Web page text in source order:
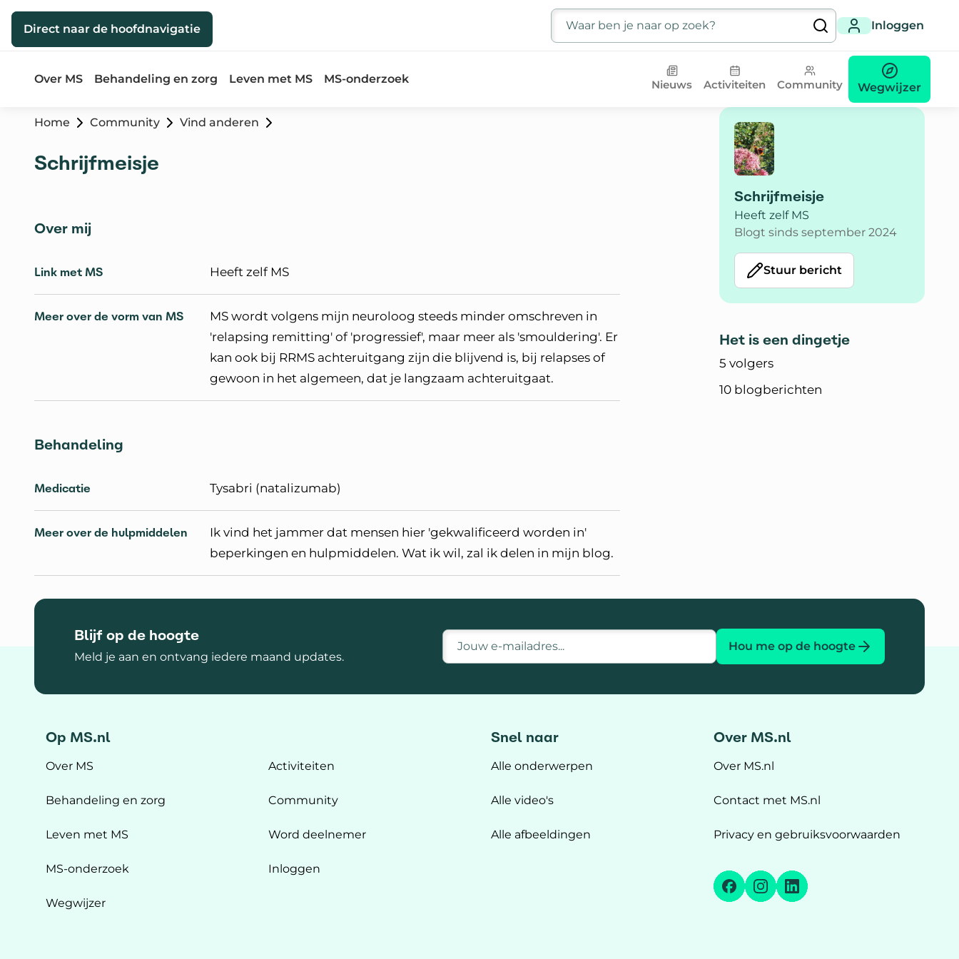
Direct naar de inhoud
Direct naar de hoofdnavigatie
Zoeken
Inloggen
Over MS Behandeling en zorg Leven met MS MS-onderzoek Nieuws Activiteiten Community Wegwijzer
Home Community Vind anderen
Schrijfmeisje
Schrijfmeisje
Heeft zelf MS
Blogt sinds september 2024
Stuur bericht
Het is een dingetje
5 volgers
10 blogberichten
Over mij
Link met MS Heeft zelf MS
Meer over de vorm van MS
MS wordt volgens mijn neuroloog steeds minder omschreven in
'relapsing remitting' of 'progressief', maar meer als 'smouldering'. Er
kan ook bij RRMS achteruitgang zijn die blijvend is, bij relapses of
gewoon in het algemeen, dat je langzaam achteruitgaat.
Behandeling
Medicatie Tysabri (natalizumab)
Meer over de hulpmiddelen
Ik vind het jammer dat mensen hier 'gekwalificeerd worden in'
beperkingen en hulpmiddelen. Wat ik wil, zal ik delen in mijn blog.
Blijf op de hoogte
Meld je aan en ontvang iedere maand updates.
E-mailadres
Hou me op de hoogte
Op MS.nl
Over MS
Behandeling en zorg
Leven met MS
MS-onderzoek
Wegwijzer
Activiteiten
Community
Word deelnemer
Inloggen
Snel naar
Alle onderwerpen
Alle video's
Alle afbeeldingen
Over MS.nl
Over MS.nl
Contact met MS.nl
Privacy en gebruiksvoorwaarden
FacebookInstagram
LinkedIn